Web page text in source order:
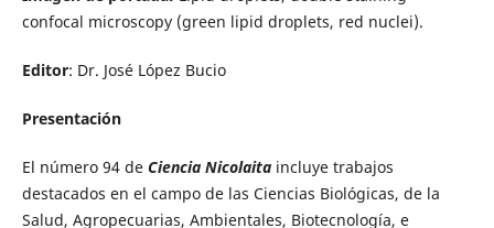
confocal microscopy (green lipid droplets, red nuclei).
Editor: Dr. José López Bucio
Presentación
El número 94 de Ciencia Nicolaitaincluye trabajos
destacados en el campo de las Ciencias Biológicas, de la
Salud, Agropecuarias, Ambientales, Biotecnología, e